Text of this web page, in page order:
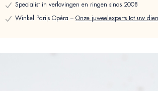
Specialist in verlovingen en ringen sinds 2008
Winkel Parijs Opéra – Onze juweelexperts tot uw